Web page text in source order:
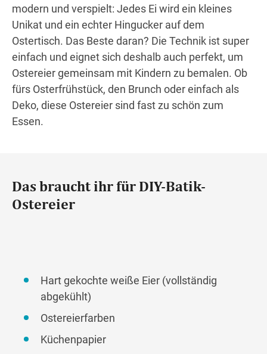
modern und verspielt: Jedes Ei wird ein kleines
Unikat und ein echter Hingucker auf dem
Ostertisch. Das Beste daran? Die Technik ist super
einfach und eignet sich deshalb auch perfekt, um
Ostereier gemeinsam mit Kindern zu bemalen. Ob
fürs Osterfrühstück, den Brunch oder einfach als
Deko, diese Ostereier sind fast zu schön zum
Essen.
Das braucht ihr für DIY-Batik-
Ostereier
Hart gekochte weiße Eier (vollständig
abgekühlt)
Ostereierfarben
Küchenpapier